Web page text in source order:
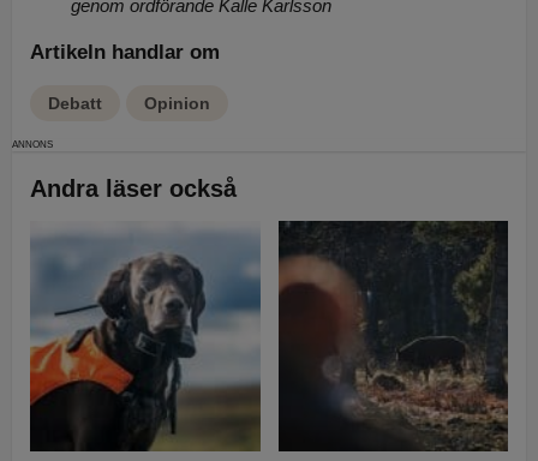
genom ordförande Kalle Karlsson
Artikeln handlar om
Debatt Opinion
Andra läser också